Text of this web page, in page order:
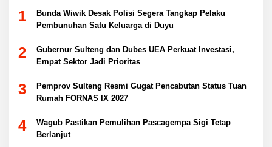
1
Bunda Wiwik Desak Polisi Segera Tangkap Pelaku
Pembunuhan Satu Keluarga di Duyu
2
Gubernur Sulteng dan Dubes UEA Perkuat Investasi,
Empat Sektor Jadi Prioritas
3
Pemprov Sulteng Resmi Gugat Pencabutan Status Tuan
Rumah FORNAS IX 2027
4
Wagub Pastikan Pemulihan Pascagempa Sigi Tetap
Berlanjut